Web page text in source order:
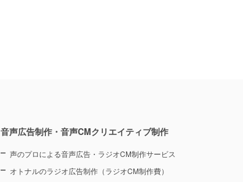
音声広告制作・音声CMクリエイティブ制作
声のプロによる音声広告・ラジオCM制作サービス
オトナルのラジオ広告制作（ラジオCM制作費）